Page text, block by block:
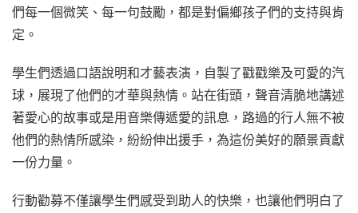
們每一個微笑、每一句鼓勵，都是對偏鄉孩子們的支持與肯
定。
學生們透過口語說明和才藝表演，自製了戳戳樂及可愛的汽
球，展現了他們的才華與熱情。站在街頭，聲音清脆地講述
著愛心的故事或是用音樂傳遞愛的訊息，路過的行人無不被
他們的熱情所感染，紛紛伸出援手，為這份美好的願景貢獻
一份力量。
行動勸募不僅讓學生們感受到助人的快樂，也讓他們明白了